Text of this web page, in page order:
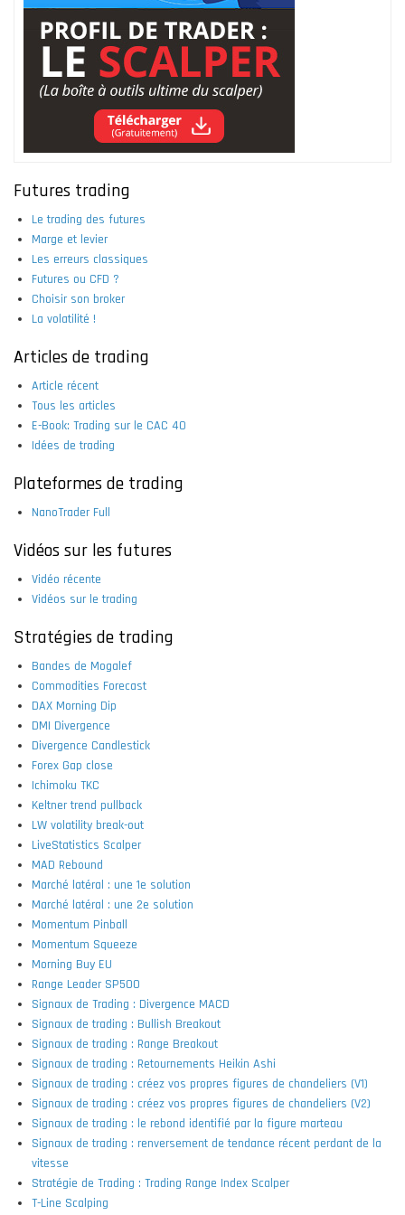
Futures trading
Le trading des futures
Marge et levier
Les erreurs classiques
Futures ou CFD ?
Choisir son broker
La volatilité !
Articles de trading
Article récent
Tous les articles
E-Book: Trading sur le CAC 40
Idées de trading
Plateformes de trading
NanoTrader Full
Vidéos sur les futures
Vidéo récente
Vidéos sur le trading
Stratégies de trading
Bandes de Mogalef
Commodities Forecast
DAX Morning Dip
DMI Divergence
Divergence Candlestick
Forex Gap close
Ichimoku TKC
Keltner trend pullback
LW volatility break-out
LiveStatistics Scalper
MAD Rebound
Marché latéral : une 1e solution
Marché latéral : une 2e solution
Momentum Pinball
Momentum Squeeze
Morning Buy EU
Range Leader SP500
Signaux de Trading : Divergence MACD
Signaux de trading : Bullish Breakout
Signaux de trading : Range Breakout
Signaux de trading : Retournements Heikin Ashi
Signaux de trading : créez vos propres figures de chandeliers (V1)
Signaux de trading : créez vos propres figures de chandeliers (V2)
Signaux de trading : le rebond identifié par la figure marteau
Signaux de trading : renversement de tendance récent perdant de la
vitesse
Stratégie de Trading : Trading Range Index Scalper
T-Line Scalping